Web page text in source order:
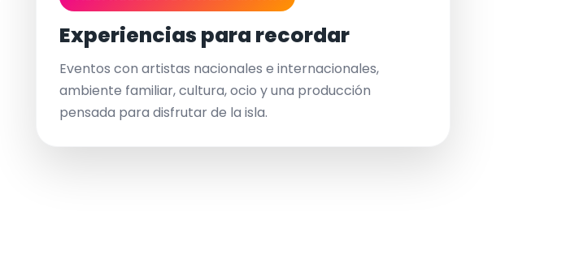
Experiencias para recordar
Eventos con artistas nacionales e internacionales,
ambiente familiar, cultura, ocio y una producción
pensada para disfrutar de la isla.